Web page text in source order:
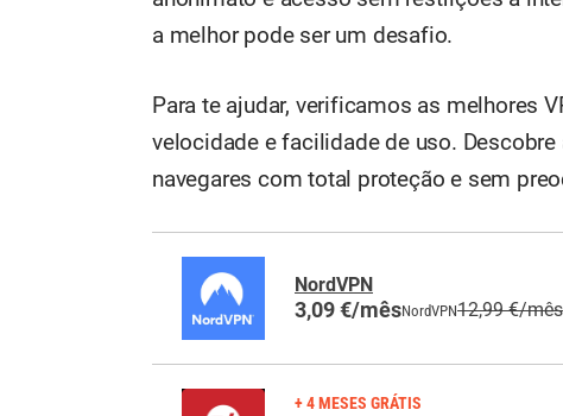
a melhor pode ser um desafio.
Para te ajudar, verificamos as melhores
velocidade e facilidade de uso.
navegares com total proteção e sem
NordVPN
3,09 €/mêsNordVPN12,99 €/mês
+ 4 MESES GRÁTIS